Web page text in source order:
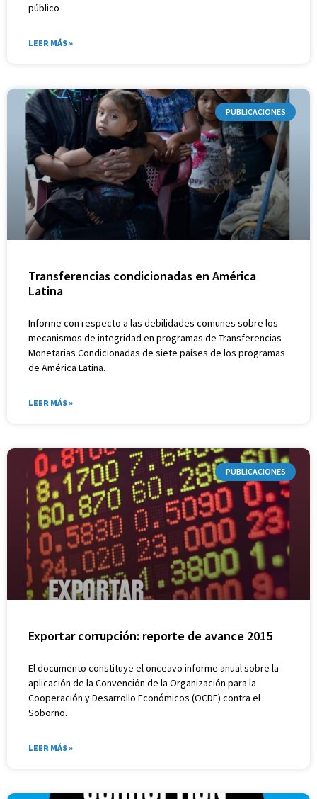
público
LEER MÁS »
PUBLICACIONES
Transferencias condicionadas en América
Latina
Informe con respecto a las debilidades comunes sobre los
mecanismos de integridad en programas de Transferencias
Monetarias Condicionadas de siete países de los programas
de América Latina.
LEER MÁS »
PUBLICACIONES
Exportar corrupción: reporte de avance 2015
El documento constituye el onceavo informe anual sobre la
aplicación de la Convención de la Organización para la
Cooperación y Desarrollo Económicos (OCDE) contra el
Soborno.
LEER MÁS »